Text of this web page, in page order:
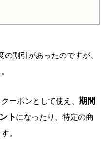
割引があったのですが、
ーポンとして使え、 期間
ト になったり、特定の商
。